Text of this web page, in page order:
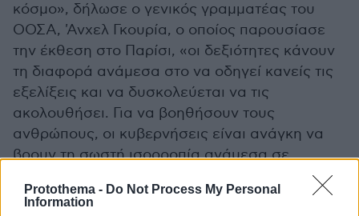
Protothema - Do Not Process My Personal
Information
κόσμο», δήλωσε ο γενικός γραμματέας του
ΟΟΣΑ, 'Ανχελ Γκουρία, ο οποίος παρουσίασε
την έκθεση στο Παρίσι, «οι δεξιότητες κάνουν
τη διαφορά ανάμεσα στο να οδηγεί κανείς τις
εξελίξεις και να δυσκολεύεται να τις
ακολουθήσει. Για να βοηθήσουν τους
ανθρώπους, οι κυβερνήσεις είναι ανάγκη να
βρουν τη σωστή ισορροπία ανάμεσα σε
κινητικότητα των εργαζομένων και τη